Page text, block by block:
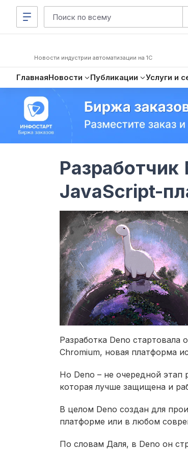
Новости индустрии автоматизации на 1С
ГлавнаяНовости Публикации Услуги и
JavaScript-
Разработка Deno стартовала
Chromium, новая платформа
Но Deno – не очередной этап
которая лучше защищена и
В целом Deno создан для
платформе или в любом
По словам Даля, в Deno он